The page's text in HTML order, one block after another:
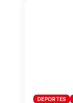
DEPORTES